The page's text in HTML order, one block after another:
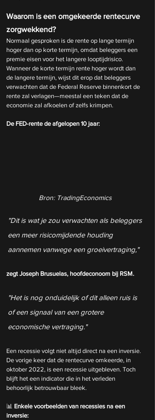
Waarom is een omgekeerde rentecurve
zorgwekkend?
Normaal gesproken is de rente op lange termijn
hoger dan op korte termijn, omdat beleggers een
premie eisen voor het langere looptijdrisico.
Wanneer de korte termijn rente hoger wordt dan
de langere termijn, wijst dit erop dat beleggers
verwachten dat de Federal Reserve binnenkort de
rente zal verlagen—meestal een teken dat de
economie zal afkoelen of zelfs krimpen.
De FED-rente de afgelopen 10 jaar:
Bron: TradingEconomics
"Dit is wat je zou verwachten als beleggers
een meer risicomijdende houding
aannemen vanwege een groeivertraging,"
zegt Joseph Brusuelas, hoofdeconoom bij RSM.
"Het is nog onduidelijk of dit alleen ruis is
of een signaal van een grotere
economische vertraging."
Een recessie volgt niet altijd direct na een inversie.
De vorige keer dat de rentecurve omkeerde, in
oktober 2022, is een recessie uitgebleven. Toch
blijft het een indicator die in het verleden
behoorlijk betrouwbaar bleek.
📊 Enkele voorbeelden van recessies na een
inversie: